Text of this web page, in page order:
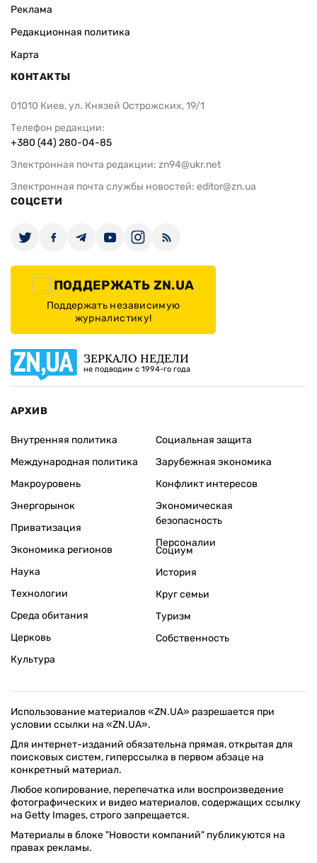
Реклама
Редакционная политика
Карта
КОНТАКТЫ
01010 Киев, ул. Князей Острожских, 19/1
Телефон редакции:
+380 (44) 280-04-85
Электронная почта редакции: zn94@ukr.net
Электронная почта службы новостей: editor@zn.ua
СОЦСЕТИ
ПОДДЕРЖАТЬ ZN.UA
Поддержать независимую
журналистику!
ЗЕРКАЛО НЕДЕЛИ
не подводим с 1994-го года
АРХИВ
Внутренняя политика
Международная политика
Макроуровень
Энергорынок
Приватизация
Экономика регионов
Социальная защита
Зарубежная экономика
Конфликт интересов
Экономическая
безопасность
Персоналии
Наука
Технологии
Среда обитания
Церковь
Культура
Социум
История
Круг семьи
Туризм
Собственность
Использование материалов «ZN.UA» разрешается при
условии ссылки на «ZN.UA».
Для интернет-изданий обязательна прямая, открытая для
поисковых систем, гиперссылка в первом абзаце на
конкретный материал.
Любое копирование, перепечатка или воспроизведение
фотографических и видео материалов, содержащих ссылку
на Getty Images, строго запрещается.
Материалы в блоке "Новости компаний" публикуются на
правах рекламы.